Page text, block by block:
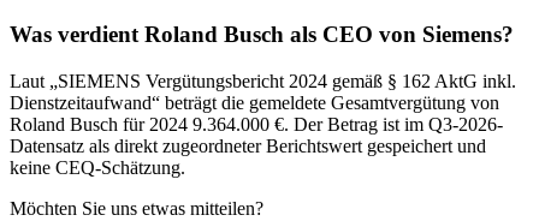
Was verdient Roland Busch als CEO von Siemens?
Laut „SIEMENS Vergütungsbericht 2024 gemäß § 162 AktG inkl.
Dienstzeitaufwand“ beträgt die gemeldete Gesamtvergütung von
Roland Busch für 2024 9.364.000 €. Der Betrag ist im Q3-2026-
Datensatz als direkt zugeordneter Berichtswert gespeichert und
keine CEQ-Schätzung.
Möchten Sie uns etwas mitteilen?